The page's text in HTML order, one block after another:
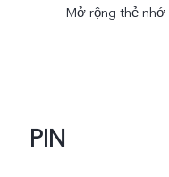
Mở rộng thẻ nhớ
PIN